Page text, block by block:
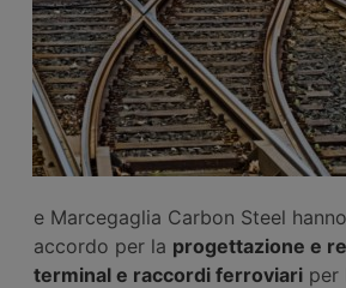
e Marcegaglia Carbon Steel
accordo per la progettazione e
terminal e raccordi ferroviari per